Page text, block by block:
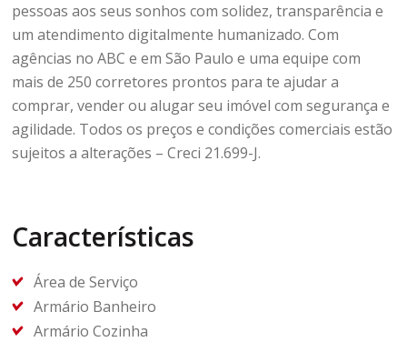
pessoas aos seus sonhos com solidez, transparência e
um atendimento digitalmente humanizado. Com
agências no ABC e em São Paulo e uma equipe com
mais de 250 corretores prontos para te ajudar a
comprar, vender ou alugar seu imóvel com segurança e
agilidade. Todos os preços e condições comerciais estão
sujeitos a alterações – Creci 21.699-J.
Características
Área de Serviço
Armário Banheiro
Armário Cozinha